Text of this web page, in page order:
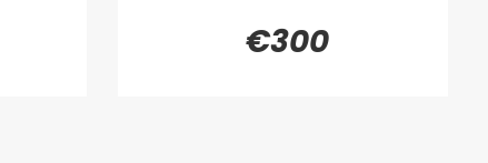
€300